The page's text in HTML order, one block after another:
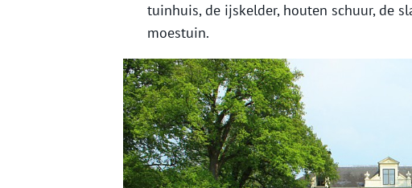
tuinhuis, de ijskelder, houten schuur, de
moestuin.